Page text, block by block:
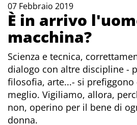
07 Febbraio 2019
È in arrivo
macchina?
Scienza e tecnica,
dialogo con altre discipline -
filosofia, arte...- si prefiggono
meglio. Vigiliamo, allora,
non, operino per il bene di
donna.